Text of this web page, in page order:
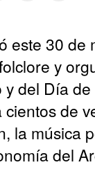
este 30 de
y
del Día
de
la música
del